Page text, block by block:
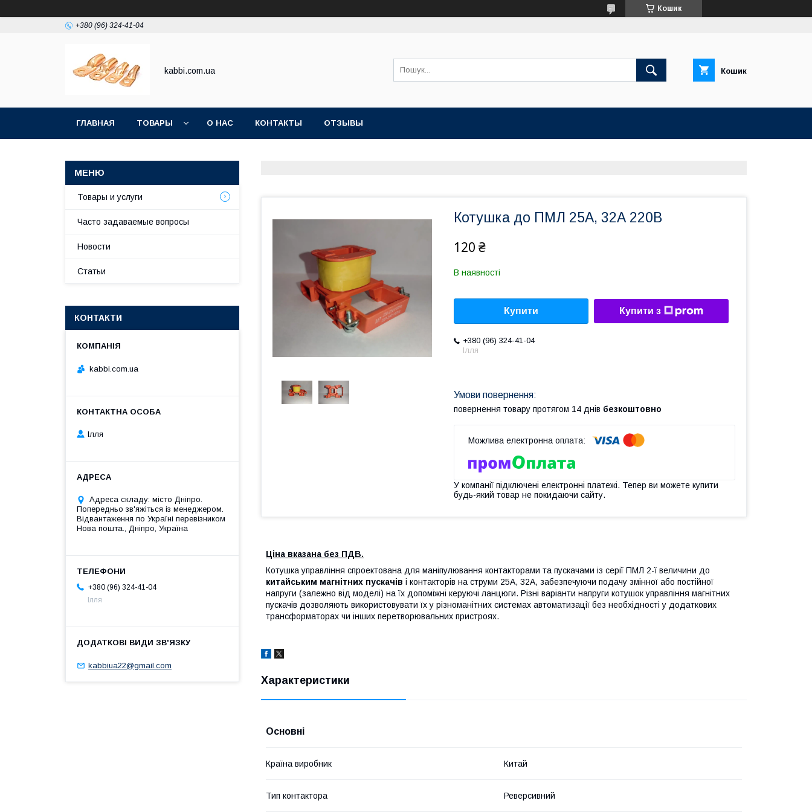
Кошик
+380 (96) 324-41-04
kabbi.com.ua Кошик
ГЛАВНАЯ ТОВАРЫ О НАС КОНТАКТЫ ОТЗЫВЫ
Котушка до ПМЛ 25А, 32А 220В
120 ₴
В наявності
Купити Купити з
+380 (96) 324-41-04
Ілля
повернення товару протягом 14 днів безкоштовно
У компанії підключені електронні платежі. Тепер ви можете купити
будь-який товар не покидаючи сайту.
Ціна вказана без ПДВ.
Котушка управління спроектована для маніпулювання контакторами та пускачами із серії ПМЛ 2-ї величини до
китайським магнітних пускачів і контакторів на струми 25А, 32А, забезпечуючи подачу змінної або постійної
напруги (залежно від моделі) на їх допоміжні керуючі ланцюги. Різні варіанти напруги котушок управління магнітних
пускачів дозволяють використовувати їх у різноманітних системах автоматизації без необхідності у додаткових
трансформаторах чи інших перетворювальних пристроях.
Характеристики
Основні
Країна виробник Китай
Тип контактора Реверсивний
Товары и услуги
Часто задаваемые вопросы
Новости
Статьи
КОНТАКТИ
kabbi.com.ua
Ілля
Адреса складу: місто Дніпро.
Попередньо зв'яжіться із менеджером.
Відвантаження по Україні перевізником
Нова пошта., Дніпро, Україна
+380 (96) 324-41-04
Ілля
kabbiua22@gmail.com